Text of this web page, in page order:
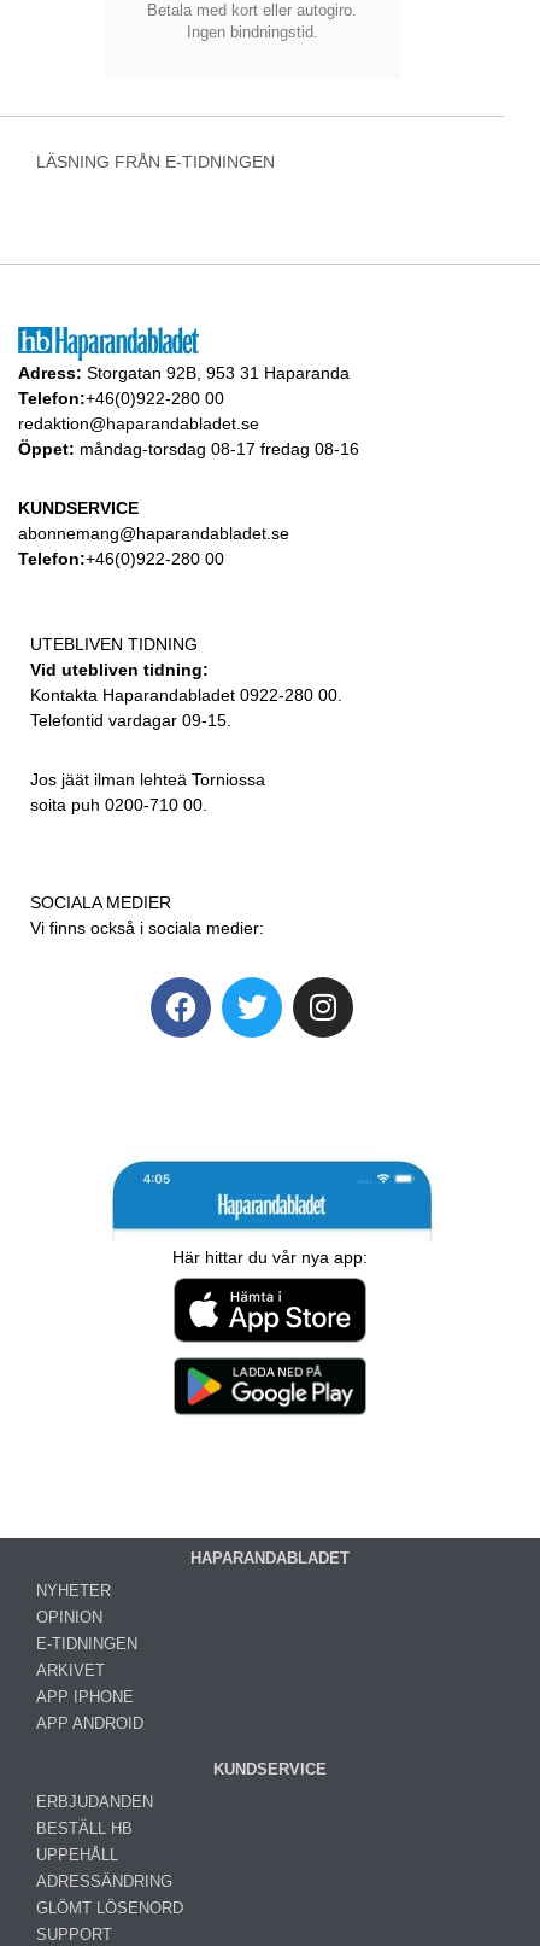
Betala med kort eller autogiro.
Ingen bindningstid.
LÄSNING FRÅN E-TIDNINGEN
Adress: Storgatan 92B, 953 31 Haparanda
Telefon:+46(0)922-280 00
redaktion@haparandabladet.se
Öppet: måndag-torsdag 08-17 fredag 08-16
KUNDSERVICE
abonnemang@haparandabladet.se
Telefon:+46(0)922-280 00
UTEBLIVEN TIDNING
Vid utebliven tidning:
Kontakta Haparandabladet 0922-280 00.
Telefontid vardagar 09-15.
Jos jäät ilman lehteä Torniossa
soita puh 0200-710 00.
SOCIALA MEDIER
Vi finns också i sociala medier:
Här hittar du vår nya app:
HAPARANDABLADET
NYHETER
OPINION
E-TIDNINGEN
ARKIVET
APP IPHONE
APP ANDROID
KUNDSERVICE
ERBJUDANDEN
BESTÄLL HB
UPPEHÅLL
ADRESSÄNDRING
GLÖMT LÖSENORD
SUPPORT